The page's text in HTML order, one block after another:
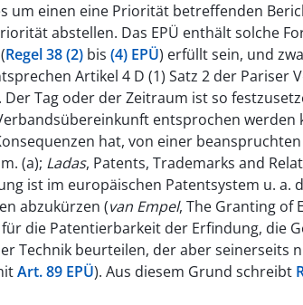
um einen eine Priorität betreffenden
abstellen. Das EPÜ enthält solche
Regel 38 (2) bis (4) EPÜ) erfüllt sein, und
Artikel 4 D (1) Satz 2 der
Tag oder der Zeitraum ist so
entsprochen
hat, von einer
(a); Ladas, Patents, Trademarks and
ist im europäischen Patentsystem u.
abzukürzen (van Empel, The Granting of
die Patentierbarkeit der Erfindung, die
Technik beurteilen, der aber
Art. 89 EPÜ). Aus diesem Grund schreibt